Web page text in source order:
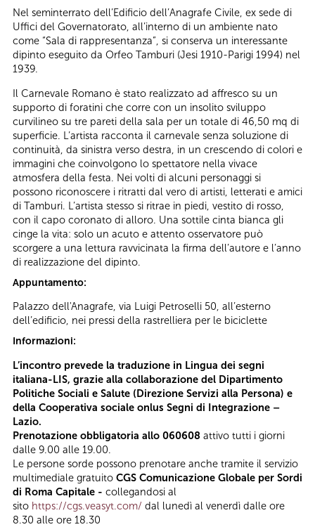
Nel seminterrato dell’Edificio dell’Anagrafe Civile, ex sede di
Uffici del Governatorato, all’interno di un ambiente nato
come “Sala di rappresentanza”, si conserva un interessante
dipinto eseguito da Orfeo Tamburi (Jesi 1910-Parigi 1994) nel
1939.
Il Carnevale Romano è stato realizzato ad affresco su un
supporto di foratini che corre con un insolito sviluppo
curvilineo su tre pareti della sala per un totale di 46,50 mq di
superficie. L’artista racconta il carnevale senza soluzione di
continuità, da sinistra verso destra, in un crescendo di colori e
immagini che coinvolgono lo spettatore nella vivace
atmosfera della festa. Nei volti di alcuni personaggi si
possono riconoscere i ritratti dal vero di artisti, letterati e amici
di Tamburi. L’artista stesso si ritrae in piedi, vestito di rosso,
con il capo coronato di alloro. Una sottile cinta bianca gli
cinge la vita: solo un acuto e attento osservatore può
scorgere a una lettura ravvicinata la firma dell’autore e l’anno
di realizzazione del dipinto.
Appuntamento:
Palazzo dell'Anagrafe, via Luigi Petroselli 50, all’esterno
dell’edificio, nei pressi della rastrelliera per le biciclette
Informazioni:
L’incontro prevede la traduzione in Lingua dei segni
italiana-LIS, grazie alla collaborazione del Dipartimento
Politiche Sociali e Salute (Direzione Servizi alla Persona) e
della Cooperativa sociale onlus Segni di Integrazione –
Lazio.
Prenotazione obbligatoria allo 060608 attivo tutti i giorni
dalle 9.00 alle 19.00.
Le persone sorde possono prenotare anche tramite il servizio
multimediale gratuito CGS Comunicazione Globale per Sordi
di Roma Capitale - collegandosi al
sito https://cgs.veasyt.com/ dal lunedì al venerdì dalle ore
8.30 alle ore 18.30